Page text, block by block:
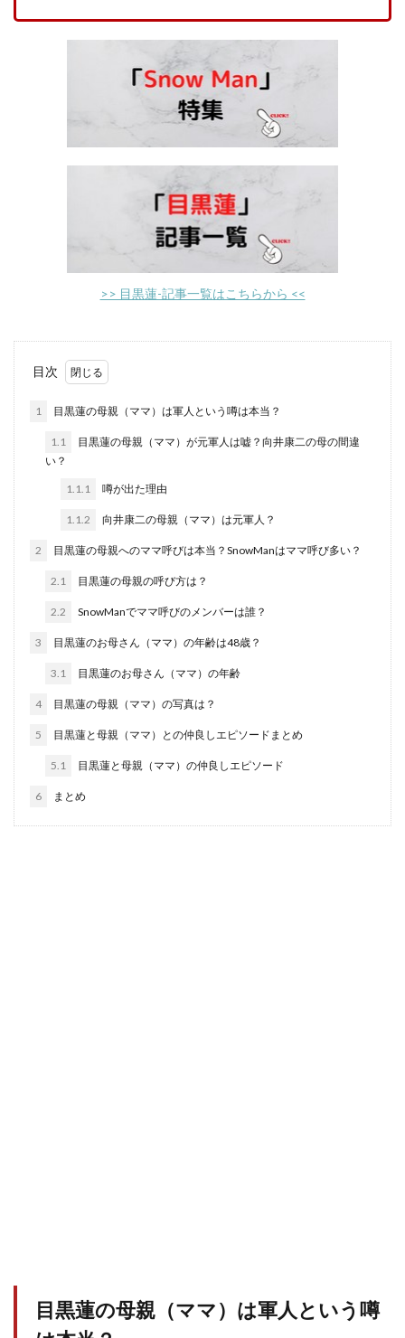
>> 目黒蓮-記事一覧はこちらから <<
目次
1 目黒蓮の母親（ママ）は軍人という噂は本当？
1.1
目黒蓮の母親（ママ）が元軍人は嘘？向井康二の母の間違
い？
1.1.1 噂が出た理由
1.1.2 向井康二の母親（ママ）は元軍人？
2 目黒蓮の母親へのママ呼びは本当？SnowManはママ呼び多い？
2.1 目黒蓮の母親の呼び方は？
2.2 SnowManでママ呼びのメンバーは誰？
3 目黒蓮のお母さん（ママ）の年齢は48歳？
3.1 目黒蓮のお母さん（ママ）の年齢
4 目黒蓮の母親（ママ）の写真は？
5 目黒蓮と母親（ママ）との仲良しエピソードまとめ
5.1 目黒蓮と母親（ママ）の仲良しエピソード
6 まとめ
目黒蓮の母親（ママ）は軍人という噂